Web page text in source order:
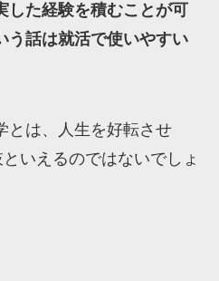
した経験を積むことが可
う話は就活で使いやすい
とは、人生を好転させ
いえるのではないでしょ